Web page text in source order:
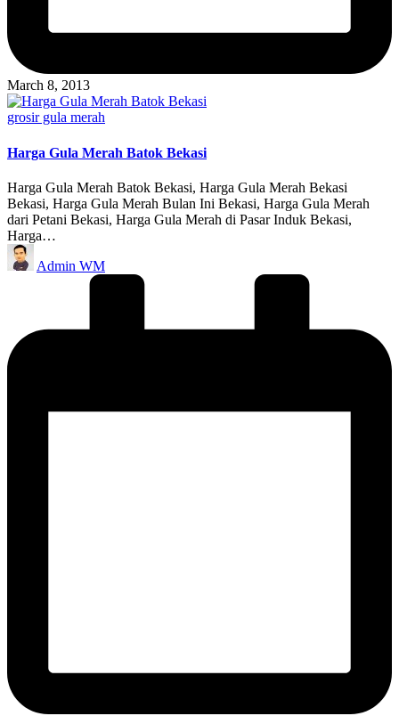
March 8, 2013
Posted
grosir gula merah
Harga Gula Merah Batok Bekasi
Harga Gula Merah Batok Bekasi, Harga Gula Merah Bekasi
Bekasi, Harga Gula Merah Bulan Ini Bekasi, Harga Gula Merah
dari Petani Bekasi, Harga Gula Merah di Pasar Induk Bekasi,
Harga…
Posted
by
Admin WM